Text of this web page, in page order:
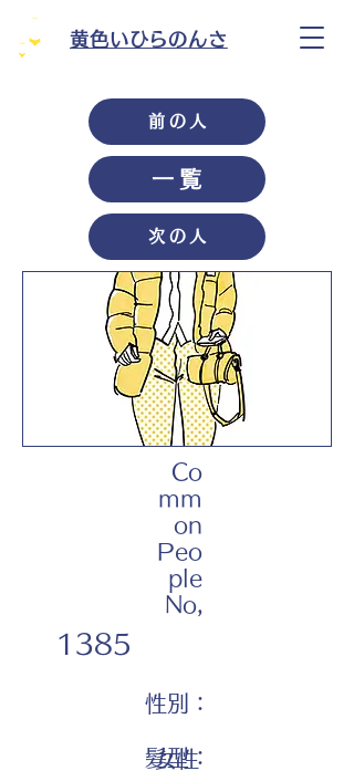
黄色いひらのんさ
前の人
一覧
次の人
Co
mm
on
Peo
ple
No,
1385
性別：
女性
髪型：